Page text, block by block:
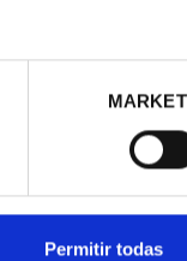
Permitir todas